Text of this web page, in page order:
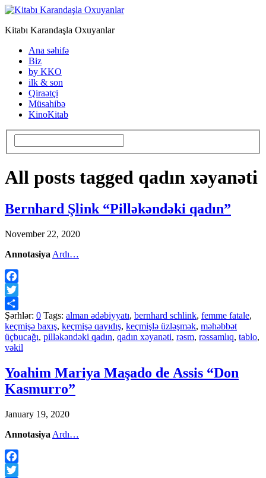
Kitabı Karandaşla Oxuyanlar
Ana səhifə
Biz
by KKO
ilk & son
Qiraətçi
Müsahibə
KinoKitab
All posts tagged qadın xəyanəti
Bernhard Şlink “Pilləkəndəki qadın”
November 22, 2020
Annotasiya Ardı…
Facebook
Twitter
Share
Şərhlər: 0 Tags: alman ədəbiyyatı, bernhard schlink, femme fatale,
keçmişə baxış, keçmişə qayıdış, keçmişlə üzləşmək, məhəbbət
üçbucağı, pilləkəndəki qadın, qadın xəyanəti, rəsm, rəssamlıq, tablo,
vəkil
Yoahim Mariya Maşado de Assis “Don
Kasmurro”
January 19, 2020
Annotasiya Ardı…
Facebook